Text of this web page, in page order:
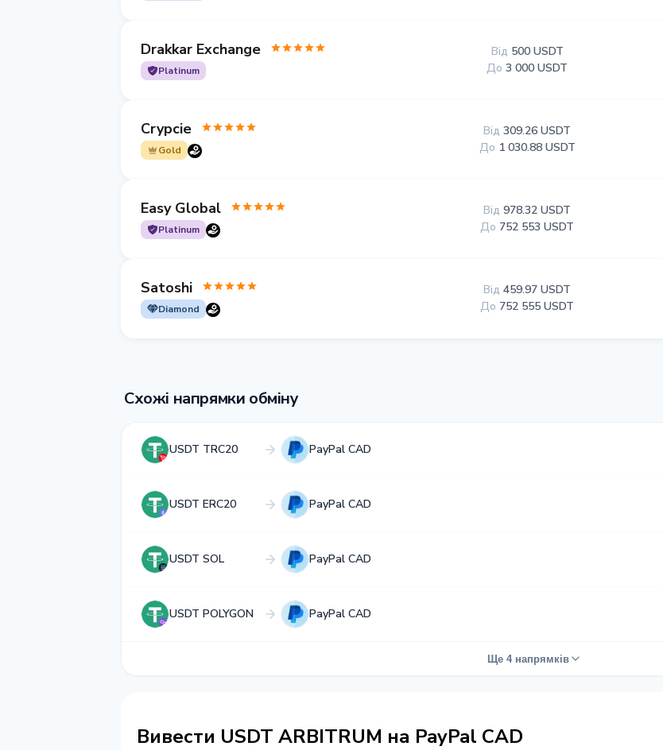
Drakkar Exchange
Platinum
Від 500 USDT
До 3 000 USDT
Crypcie
Gold
Від 309.26 USDT
До 1 030.88 USDT
Easy Global
Platinum
Від 978.32 USDT
До 752 553 USDT
Satoshi
Diamond
Від 459.97 USDT
До 752 555 USDT
Схожі напрямки обміну
USDT TRC20 PayPal CAD
USDT ERC20 PayPal CAD
USDT SOL PayPal CAD
USDT POLYGON PayPal CAD
Ще 4 напрямків
Вивести USDT ARBITRUM на PayPal CAD